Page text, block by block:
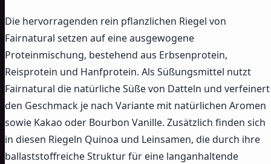
Die hervorragenden rein pflanzlichen Riegel von
Fairnatural setzen auf eine ausgewogene
Proteinmischung, bestehend aus Erbsenprotein,
Reisprotein und Hanfprotein. Als Süßungsmittel nutzt
Fairnatural die natürliche Süße von Datteln und verfeinert
den Geschmack je nach Variante mit natürlichen Aromen
sowie Kakao oder Bourbon Vanille. Zusätzlich finden sich
in diesen Riegeln Quinoa und Leinsamen, die durch ihre
ballaststoffreiche Struktur für eine langanhaltende